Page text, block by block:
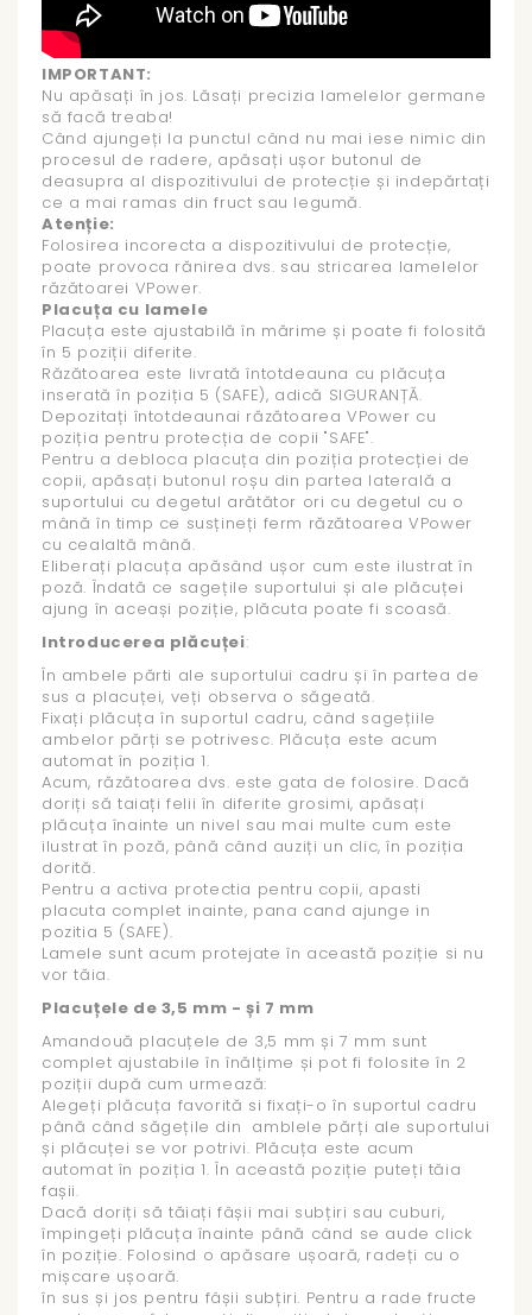
IMPORTANT:
Nu apăsați în jos. Lăsați precizia lamelelor germane
să facă treaba!
Când ajungeți la punctul când nu mai iese nimic din
procesul de radere, apăsați ușor butonul de
deasupra al dispozitivului de protecție și indepărtați
ce a mai ramas din fruct sau legumă.
Atenție:
Folosirea incorecta a dispozitivului de protecție,
poate provoca rănirea dvs. sau stricarea lamelelor
răzătoarei VPower.
Placuța cu lamele
Placuța este ajustabilă în mărime și poate fi folosită
în 5 poziții diferite.
Răzătoarea este livrată întotdeauna cu plăcuța
inserată în poziția 5 (SAFE), adică SIGURANȚĂ.
Depozitați întotdeaunai răzătoarea VPower cu
poziția pentru protecția de copii "SAFE".
Pentru a debloca placuța din poziția protecției de
copii, apăsați butonul roșu din partea laterală a
suportului cu degetul arătător ori cu degetul cu o
mână în timp ce susțineți ferm răzătoarea VPower
cu cealaltă mână.
Eliberați placuța apăsând ușor cum este ilustrat în
poză. Îndată ce sagețile suportului și ale plăcuței
ajung în aceași poziție, plăcuta poate fi scoasă.
Introducerea plăcuței:
În ambele părti ale suportului cadru și în partea de
sus a placuței, veți observa o săgeată.
Fixați plăcuța în suportul cadru, când sagețiile
ambelor părți se potrivesc. Plăcuța este acum
automat în poziția 1.
Acum, răzătoarea dvs. este gata de folosire. Dacă
doriți să taiați felii în diferite grosimi, apăsați
plăcuța înainte un nivel sau mai multe cum este
ilustrat în poză, până când auziți un clic, în poziția
dorită.
Pentru a activa protectia pentru copii, apasti
placuta complet inainte, pana cand ajunge in
pozitia 5 (SAFE).
Lamele sunt acum protejate în această poziție si nu
vor tăia.
Placuțele de 3,5 mm - și 7 mm
Amandouă placuțele de 3,5 mm și 7 mm sunt
complet ajustabile în înălțime și pot fi folosite în 2
poziții după cum urmează:
Alegeți plăcuța favorită si fixați-o în suportul cadru
până când săgețile din amblele părți ale suportului
și plăcuței se vor potrivi. Plăcuța este acum
automat în poziția 1. În această poziție puteți tăia
fașii.
Dacă doriți să tăiați fâșii mai subțiri sau cuburi,
împingeți plăcuța înainte până când se aude click
în poziție. Folosind o apăsare ușoară, radeți cu o
mișcare ușoară.
în sus și jos pentru fâșii subțiri. Pentru a rade fructe